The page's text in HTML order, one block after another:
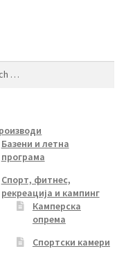
Базени и летна
програма
Спорт, фитнес,
рекреација и кампинг
Камперска
опрема
Спортски камери